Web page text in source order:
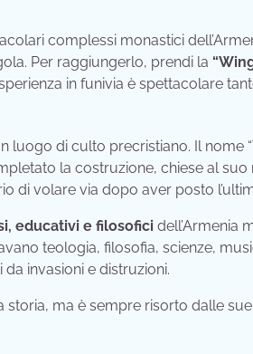
complessi monastici
Per raggiungerlo, prendi la
in funivia è spettacolare
luogo di culto precristiano. Il nome
la costruzione, chiese al suo
di volare via dopo aver posto
educativi e filosofici dell’Armenia
teologia, filosofia, scienze,
invasioni e distruzioni.
ma è sempre risorto dalle